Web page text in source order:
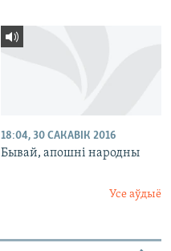
18:04, 30 САКАВІК 2016
Бывай, апошні народны
Усе аўдыё